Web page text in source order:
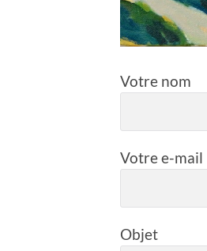
Votre nom
Votre e-mail
Objet